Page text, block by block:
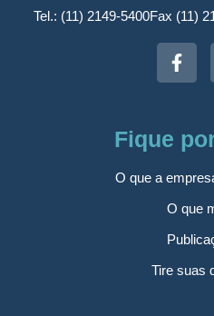
Tel.: (11) 2149-5400Fax (11)
Fique
O que a
O que
Tire suas